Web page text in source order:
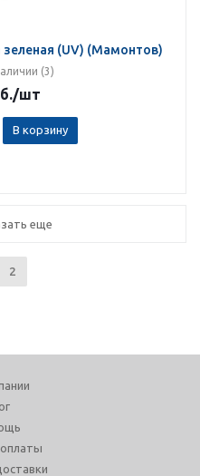
зеленая (UV) (Мамонтов)
(3)
/шт
В корзину
еще
2